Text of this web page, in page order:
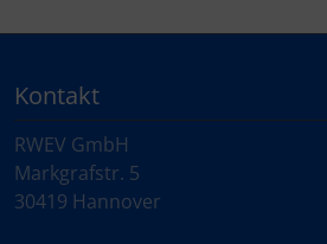
Kontakt
RWEV GmbH
Markgrafstr. 5
30419 Hannover